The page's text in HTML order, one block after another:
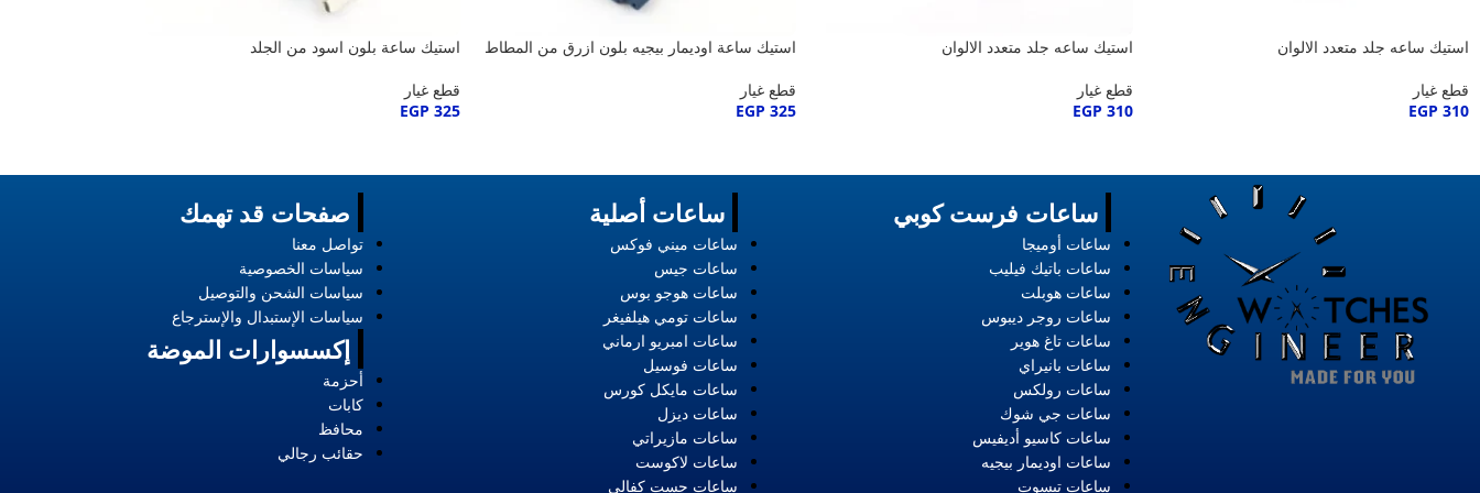
استيك ساعه جلد متعدد الالوان
قطع غيار
EGP 310
استيك ساعه جلد متعدد الالوان
قطع غيار
EGP 310
استيك ساعة اوديمار بيجيه بلون ازرق من المطاط
قطع غيار
EGP 325
استيك ساعة بلون اسود من الجلد
قطع غيار
EGP 325
صفحات قد تهمك
تواصل معنا
سياسات الخصوصية
سياسات الشحن والتوصيل
سياسات الإستبدال والإسترجاع
إكسسوارات الموضة
أحزمة
كابات
محافظ
حقائب رجالي
ساعات أصلية
ساعات ميني فوكس
ساعات جيس
ساعات هوجو بوس
ساعات تومي هيلفيغر
ساعات امبريو ارماني
ساعات فوسيل
ساعات مايكل كورس
ساعات ديزل
ساعات مازيراتي
ساعات لاكوست
ساعات جست كفالي
ساعات فرست كوبي
ساعات أوميجا
ساعات باتيك فيليب
ساعات هوبلت
ساعات روجر ديبوس
ساعات تاغ هوير
ساعات بانيراي
ساعات رولكس
ساعات جي شوك
ساعات كاسيو أديفيس
ساعات اوديمار بيجيه
ساعات تيسوت